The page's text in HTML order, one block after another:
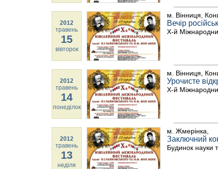
2012
травень
15
вівторок
м. Вінниця,
Вечір
Х-й
2012
травень
14
понеділок
м. Вінниця,
Урочисте
Х-й
2012
травень
13
неділя
м. Жмерінка,
Заключний
Будинок науки